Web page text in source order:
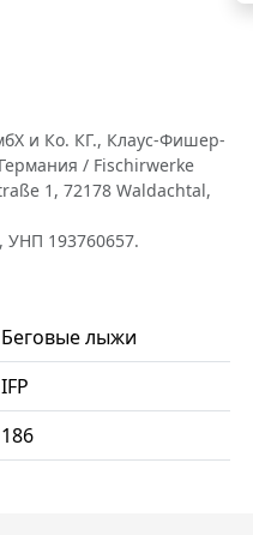
и Ко. КГ., Клаус-Фишер-
/ Fischirwerke
1, 72178 Waldachtal,
193760657.
Беговые лыжи
IFP
186